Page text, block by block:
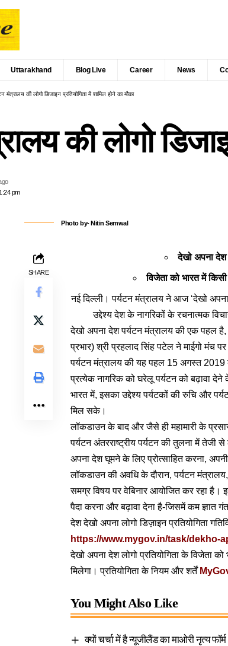
Uttarakhand Blog Live Career News
मंत्रालय की लोगो डिजाइन प्रतियोगिता में शामिल होने का मौका
की लोगो
pm
Photo by- Nitin Semwal
SHARE
देखो अपना देश
विजेता को भारत में
नई दिल्ली। पर्यटन मंत्रालय ने आज ‘देखो अपना
उद्देश्य देश के नागरिकों के रचनात्मक
देखो अपना देश पर्यटन मंत्रालय की एक पहल
प्रभार) श्री प्रहलाद सिंह पटेल ने माईगो मंच
पर्यटन मंत्रालय की यह पहल 15 अगस्त
प्रत्येक नागरिक को घरेलू पर्यटन को बढ़ावा
भारत में, इसका उद्देश्य पर्यटकों की रुचि और
मिल सके।
लॉकडाउन के बाद और जैसे ही महामारी के
पर्यटन अंतरराष्ट्रीय पर्यटन की तुलना में तेजी
अपना देश घूमने के लिए प्रोत्साहित करना,
लॉकडाउन की अवधि के दौरान, पर्यटन
समग्र विषय पर वेबिनार आयोजित कर रहा है।
पैदा करना और बढ़ावा देना है-जिसमें कम ज्ञात
देश देखो अपना लोगो डिज़ाइन प्रतियोगिता
https://www.mygov.in/task/dekho-
देखो अपना देश लोगो प्रतियोगिता के विजेता
मिलेगा। प्रतियोगिता के नियम और शर्तें
You Might Also Like
क्यों चर्चा में है न्यूजीलैंड का माओरी नृत्य फॉर्म